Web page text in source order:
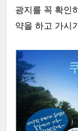
광지를 꼭 확인
약을 하고 가시